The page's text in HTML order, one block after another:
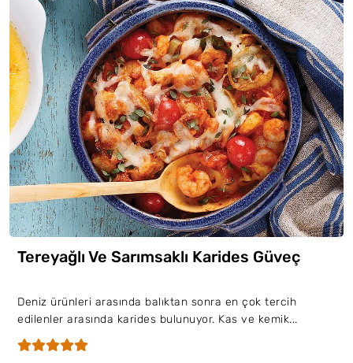
Tereyağlı Ve Sarımsaklı Karides Güveç
Deniz ürünleri arasında balıktan sonra en çok tercih
edilenler arasında karides bulunuyor. Kas ve kemik...